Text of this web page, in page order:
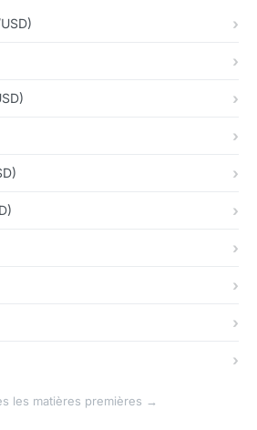
les matières premières →